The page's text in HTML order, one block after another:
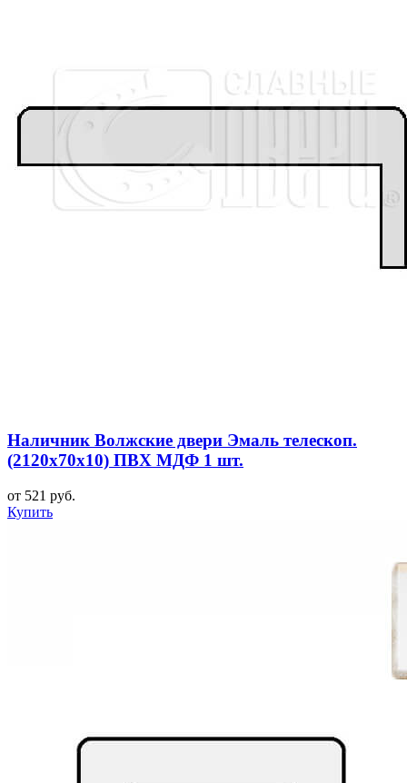
Наличник Волжские двери Эмаль телескоп.
(2120x70x10) ПВХ МДФ 1 шт.
от 521 руб.
Купить